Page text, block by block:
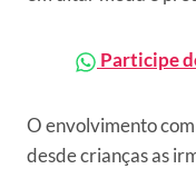
Participe
O envolvimento
desde crianças as